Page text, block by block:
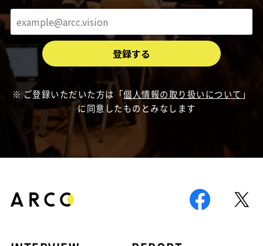
ご登録いただいた方は「個人情報の取り扱いについて 」
に同意したものとみなします